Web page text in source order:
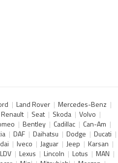
Land Rover
Mercedes-Benz
Renault Seat Skoda
Volvo
Bentley Cadillac
Can-Am
DAF Daihatsu Dodge
Ducati
Iveco Jaguar Jeep
Karsan
LDV Lexus Lincoln Lotus
MAN